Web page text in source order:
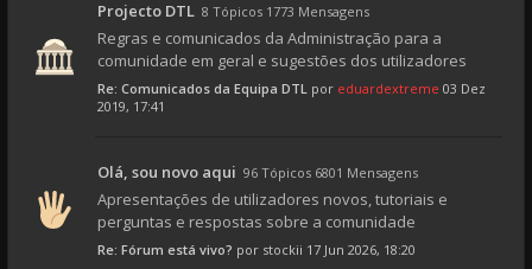
Projecto DTL 8 Tópicos 1773 Mensagens
Regras e comunicados da Administração para a
comunidade em geral e sugestões dos utilizadores
Re: Comunicados da Equipa DTL por eduardextreme 03 Dez
2019, 17:41
Olá, sou novo aqui 96 Tópicos 6801 Mensagens
Apresentações de utilizadores novos, tutoriais e
perguntas e respostas sobre a comunidade
Re: Fórum está vivo? por stockii 17 Jun 2026, 18:20